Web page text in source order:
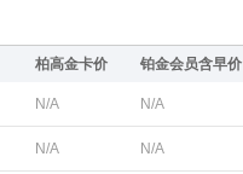
柏高金卡价 铂金会员含早价
N/A N/A
N/A N/A